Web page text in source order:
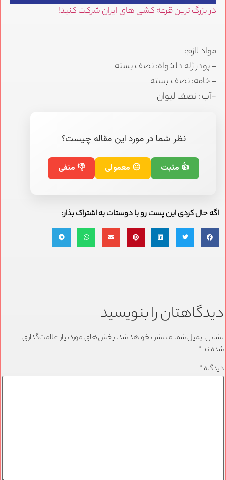
در بزرگ ترین قرعه کشی های ایران شرکت کنید!
مواد لازم:
– پودر ژله دلخواه: نصف بسته
– خامه: نصف بسته
-آب : نصف لیوان
نظر شما در مورد این مقاله چیست؟
👍 مثبت 😐 معمولی 👎 منفی
اگه حال کردی این پست رو با دوستات به اشتراک بذار:
دیدگاهتان را بنویسید
نشانی ایمیل شما منتشر نخواهد شد. بخش‌های موردنیاز علامت‌گذاری
شده‌اند*
دیدگاه *